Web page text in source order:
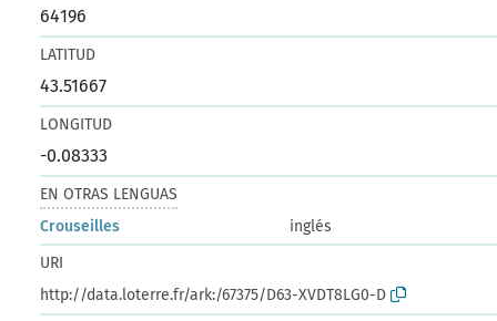
64196
LATITUD
43.51667
LONGITUD
-0.08333
EN OTRAS LENGUAS
Crouseilles
inglés
URI
http://data.loterre.fr/ark:/67375/D63-XVDT8LG0-D